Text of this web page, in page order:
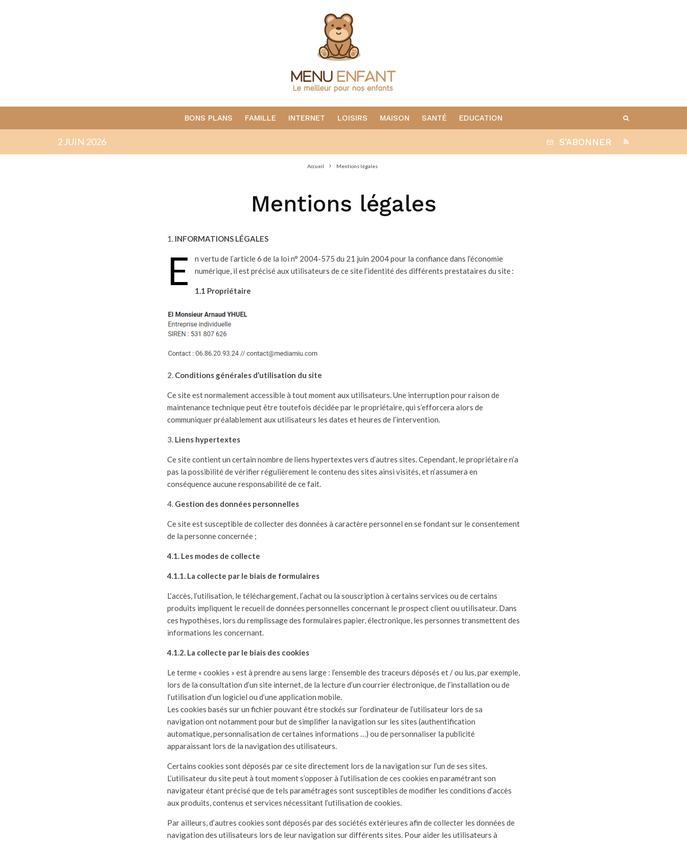
BONS PLANS FAMILLE INTERNET LOISIRS MAISON SANTÉ EDUCATION
2 JUIN 2026 S'ABONNER
Accueil Mentions légales
Mentions légales
INFORMATIONS LÉGALES
E
n vertu de l’article 6 de la loi n° 2004-575 du 21 juin 2004 pour la confiance dans l’économie
numérique, il est précisé aux utilisateurs de ce site l’identité des différents prestataires du site :
1.1 Propriétaire
Conditions générales d’utilisation du site
Ce site est normalement accessible à tout moment aux utilisateurs. Une interruption pour raison de
maintenance technique peut être toutefois décidée par le propriétaire, qui s’efforcera alors de
communiquer préalablement aux utilisateurs les dates et heures de l’intervention.
Liens hypertextes
Ce site contient un certain nombre deliens hypertextesvers d’autres sites. Cependant, le propriétaire n’a
pas la possibilité de vérifier régulièrement le contenu des sites ainsi visités, et n’assumera en
conséquence aucune responsabilité de ce fait.
Gestion des données personnelles
Ce site est susceptible de collecter des données à caractère personnel en se fondant sur le consentement
de la personne concernée ;
4.1. Les modes de collecte
4.1.1. La collecte par le biais de formulaires
L’accès, l’utilisation, le téléchargement, l’achat ou la souscription à certains services ou de certains
produits impliquent le recueil de données personnelles concernant le prospect client ou utilisateur. Dans
ces hypothèses, lors du remplissage des formulaires papier, électronique, les personnes transmettent des
informations les concernant.
4.1.2. La collecte par le biais des cookies
Le terme « cookies » est à prendre au sens large : l’ensemble des traceurs déposés et / ou lus, par exemple,
lors de la consultation d’un site internet, de la lecture d’un courrier électronique, de l’installation ou de
l’utilisation d’un logiciel ou d’une application mobile.
Les cookies basés sur un fichier pouvant être stockés sur l’ordinateur de l’utilisateur lors de sa
navigation ont notamment pour but de simplifier la navigation sur les sites (authentification
automatique, personnalisation de certaines informations …) ou de personnaliser la publicité
apparaissant lors de la navigation des utilisateurs.
Certains cookies sont déposés par ce site directement lors de la navigation sur l’un de ses sites.
L’utilisateur du site peut à tout moment s’opposer à l’utilisation de ces cookies en paramétrant son
navigateur étant précisé que de tels paramétrages sont susceptibles de modifier les conditions d’accès
aux produits, contenus et services nécessitant l’utilisation de cookies.
Par ailleurs, d’autres cookies sont déposés par des sociétés extérieures afin de collecter les données de
navigation des utilisateurs lors de leur navigation sur différents sites. Pour aider les utilisateurs à